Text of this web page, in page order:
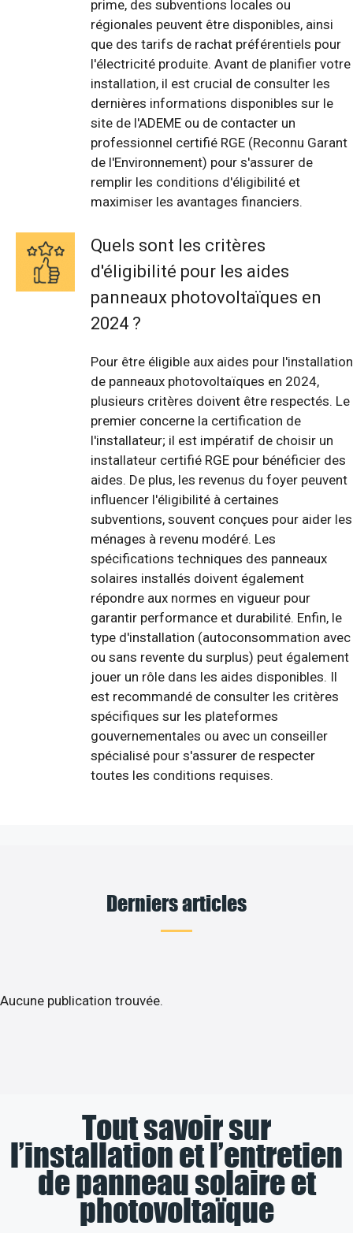
prime, des subventions locales ou
régionales peuvent être disponibles, ainsi
que des tarifs de rachat préférentiels pour
l'électricité produite. Avant de planifier votre
installation, il est crucial de consulter les
dernières informations disponibles sur le
site de l'ADEME ou de contacter un
professionnel certifié RGE (Reconnu Garant
de l'Environnement) pour s'assurer de
remplir les conditions d'éligibilité et
maximiser les avantages financiers.
Quels sont les critères
d'éligibilité pour les aides
panneaux photovoltaïques en
2024 ?
Pour être éligible aux aides pour l'installation
de panneaux photovoltaïques en 2024,
plusieurs critères doivent être respectés. Le
premier concerne la certification de
l'installateur; il est impératif de choisir un
installateur certifié RGE pour bénéficier des
aides. De plus, les revenus du foyer peuvent
influencer l'éligibilité à certaines
subventions, souvent conçues pour aider les
ménages à revenu modéré. Les
spécifications techniques des panneaux
solaires installés doivent également
répondre aux normes en vigueur pour
garantir performance et durabilité. Enfin, le
type d'installation (autoconsommation avec
ou sans revente du surplus) peut également
jouer un rôle dans les aides disponibles. Il
est recommandé de consulter les critères
spécifiques sur les plateformes
gouvernementales ou avec un conseiller
spécialisé pour s'assurer de respecter
toutes les conditions requises.
Derniers articles
Aucune publication trouvée.
Tout savoir sur
l’installation et l’entretien
de panneau solaire et
photovoltaïque